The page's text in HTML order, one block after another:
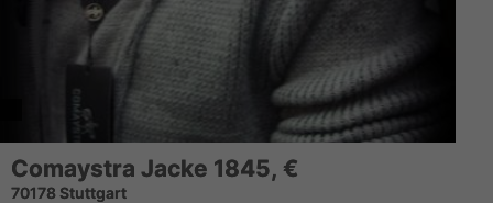
Comaystra Jacke 1845, €
70178 Stuttgart